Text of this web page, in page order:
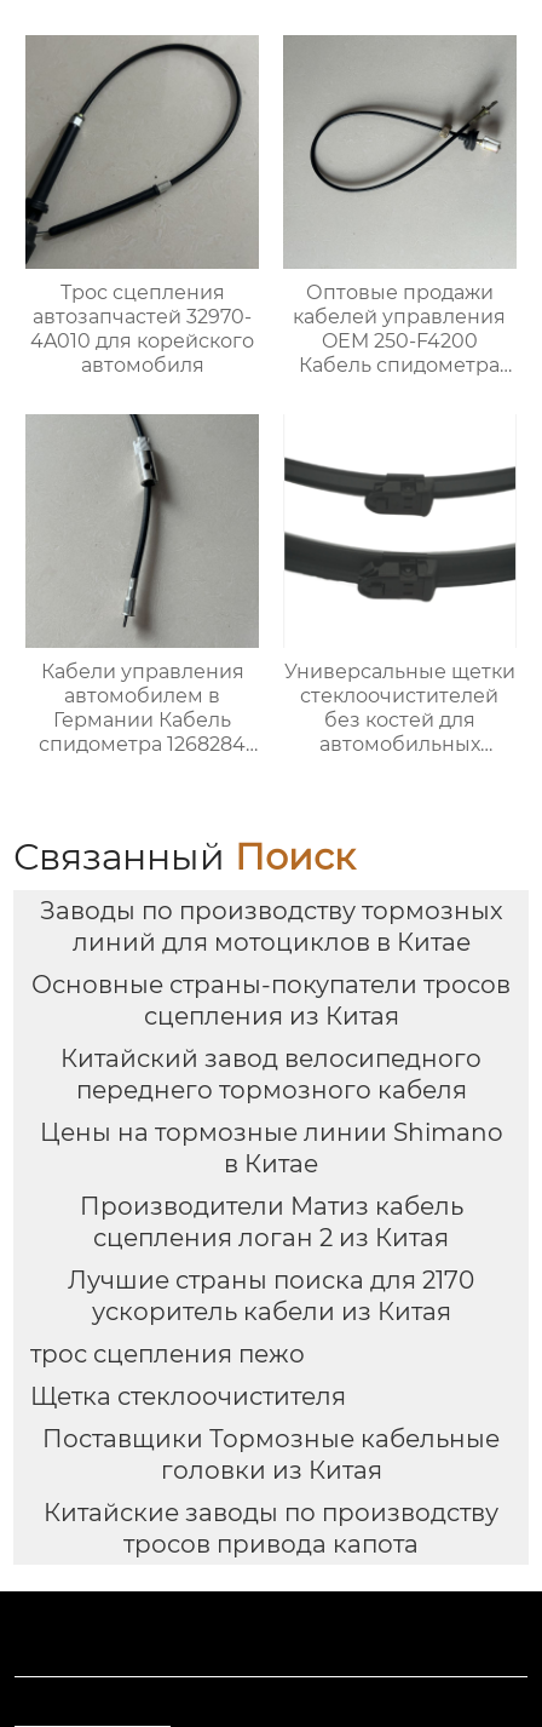
автомобилей
Трос сцепления
автозапчастей 32970-
4A010 для корейского
автомобиля
Оптовые продажи
кабелей управления
OEM 250-F4200
Кабель спидометра
Кабели управления
автомобилем в
Германии Кабель
спидометра 1268284
Универсальные щетки
стеклоочистителей
без костей для
автомобильных
Связанный Поиск
Заводы по производству тормозных
линий для мотоциклов в Китае
Основные страны-покупатели тросов
сцепления из Китая
Китайский завод велосипедного
переднего тормозного кабеля
Цены на тормозные линии Shimano
в Китае
Производители Матиз кабель
сцепления логан 2 из Китая
Лучшие страны поиска для 2170
ускоритель кабели из Китая
трос сцепления пежо
Щетка стеклоочистителя
Поставщики Тормозные кабельные
головки из Китая
Китайские заводы по производству
тросов привода капота